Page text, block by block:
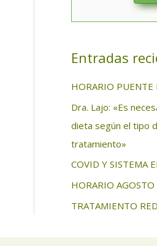
Entradas
HORARIO PUENTE
Dra. Lajo: «Es
dieta según el tipo
tratamiento»
COVID Y SISTEMA
HORARIO AGOSTO
TRATAMIENTO